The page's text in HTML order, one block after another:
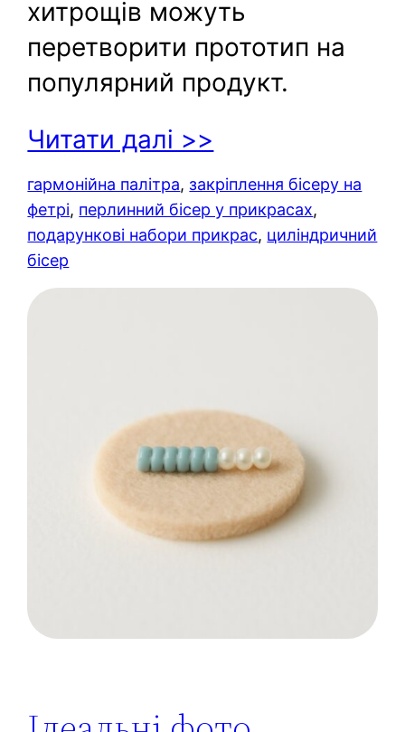
хитрощів можуть
перетворити прототип на
популярний продукт.
Читати далі >>
гармонійна палітра, закріплення бісеру на
фетрі, перлинний бісер у прикрасах
подарункові набори прикрас, циліндричний
бісер